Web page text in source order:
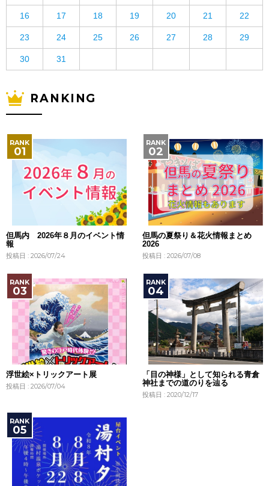
16 17 18 19 20 21 22
23 24 25 26 27 28 29
30 31
RANKING
但馬内 2026年８月のイベント情
報
投稿日 : 2026/07/24
但馬の夏祭り＆花火情報まとめ
2026
投稿日 : 2026/07/08
浮世絵×トリックアート展
投稿日 : 2026/07/04
「目の神様」として知られる青倉
神社までの道のりを辿る
投稿日 : 2020/12/17